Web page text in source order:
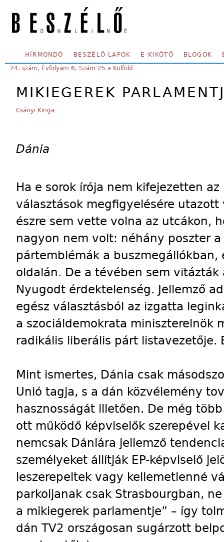
SECONDARY MENU
HÍRMONDÓ BESZÉLŐ LAPOK E-KIKÖTŐ BLOGOK
YOU ARE HERE:
24. szám, Évfolyam 6, Szám 25 » Külföld
MIKIEGEREK
Csányi Kinga
Dánia
Ha e sorok írója nem kifejezetten
választások megfigyelésére
észre sem vette volna az utcákon,
nagyon nem volt: néhány poszter
pártemblémák a buszmegállókban,
oldalán. De a tévében sem
Nyugodt érdektelenség. Jellemző
egész választásból az izgatta
a szociáldemokrata miniszterelnök
radikális liberális párt listavezetője.
Mint ismertes, Dánia csak
Unió tagja, s a dán közvélemény
hasznosságát illetően. De még
ott működő képviselők szerepével
nemcsak Dániára jellemző
személyeket állítják EP-képviselő
leszerepeltek vagy kellemetlenné
parkoljanak csak Strasbourgban,
a mikiegerek parlamentje” – így
dán TV2 országosan sugárzott